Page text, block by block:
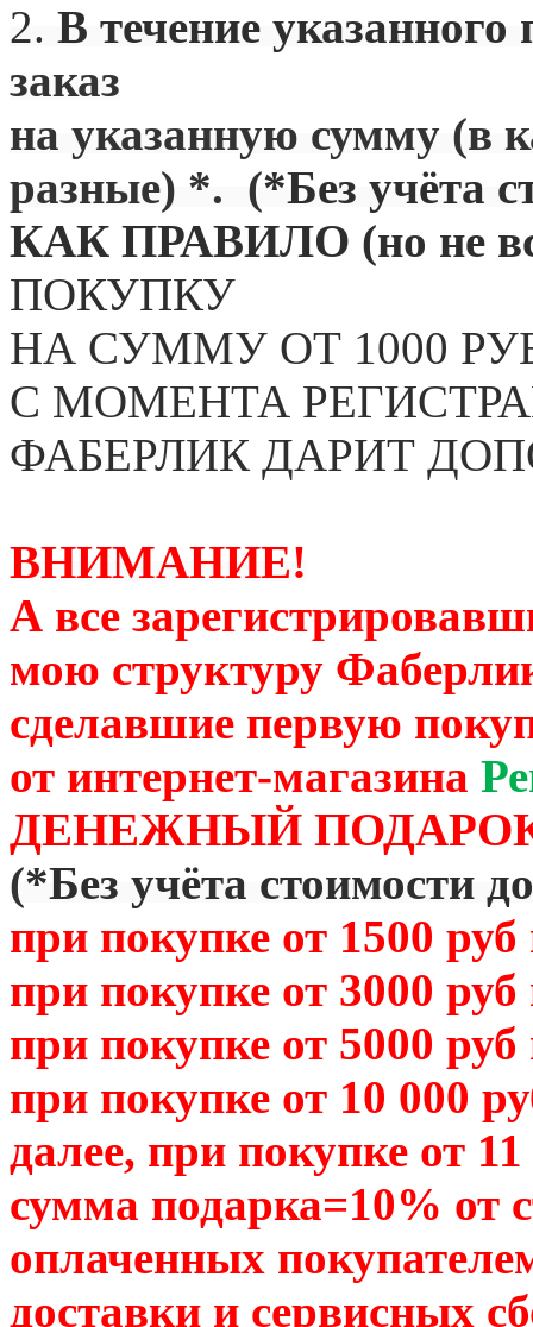
2. В течение указанного
заказ
на указанную сумму (в
разные) *. (*Без учёта
КАК ПРАВИЛО (но не
ПОКУПКУ
НА СУММУ ОТ 1000
С МОМЕНТА
ФАБЕРЛИК ДАРИТ
ВНИМАНИЕ!
А все
мою структуру
сделавшие первую
от интернет-магазина
ДЕНЕЖНЫЙ
(*Без учёта стоимости
при покупке от 1500
при покупке от 3000
при покупке от 5000
при покупке от 10 000
далее, при покупке от
сумма подарка=10% от
оплаченных
доставки и сервисных